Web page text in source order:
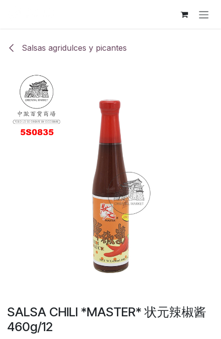
Salsas agridulces y picantes
SALSA CHILI *MASTER* 状元辣椒酱
460g/12